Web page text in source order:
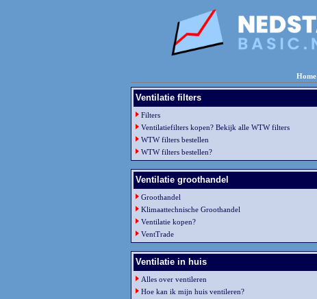
Home
Ventilatie filters
Filters
Ventilatiefilters kopen? Bekijk alle WTW filters
WTW filters bestellen
WTW filters bestellen?
Ventilatie groothandel
Groothandel
Klimaattechnische Groothandel
Ventilatie kopen?
VentTrade
Ventilatie in huis
Alles over ventileren
Hoe kan ik mijn huis ventileren?